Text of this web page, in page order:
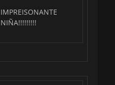
IMPREISONANTE
NIÑA!!!!!!!!!